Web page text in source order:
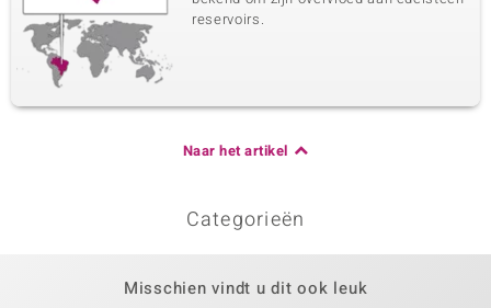
reservoirs.
Naar het artikel
Categorieën
Misschien vindt u dit ook leuk